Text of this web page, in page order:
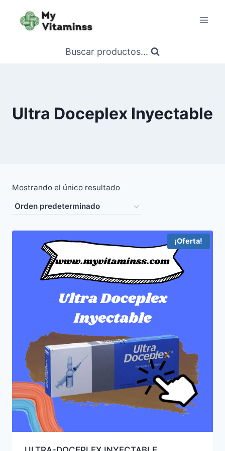
contenido
Buscar productos...
Ultra Doceplex Inyectable
Mostrando el único resultado
¡Oferta!